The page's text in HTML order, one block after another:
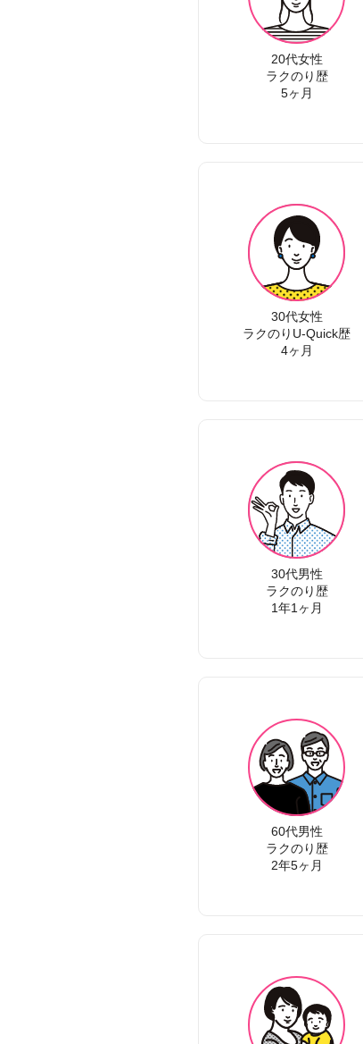
20代女性
ラクのり歴
5ヶ月
30代女性
ラクのりU-Quick歴
4ヶ月
30代男性
ラクのり歴
1年1ヶ月
60代男性
ラクのり歴
2年5ヶ月